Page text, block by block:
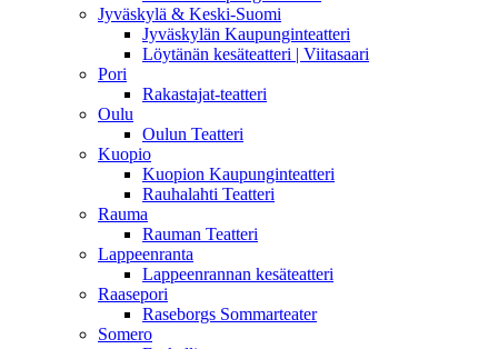
Jyväskylä & Keski-Suomi
Jyväskylän Kaupunginteatteri
Löytänän kesäteatteri | Viitasaari
Pori
Rakastajat-teatteri
Oulu
Oulun Teatteri
Kuopio
Kuopion Kaupunginteatteri
Rauhalahti Teatteri
Rauma
Rauman Teatteri
Lappeenranta
Lappeenrannan kesäteatteri
Raasepori
Raseborgs Sommarteater
Somero